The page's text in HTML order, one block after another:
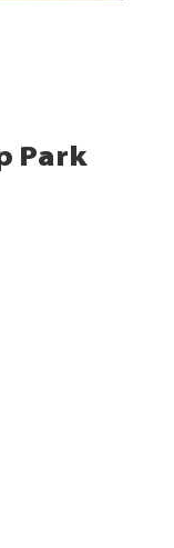
Park